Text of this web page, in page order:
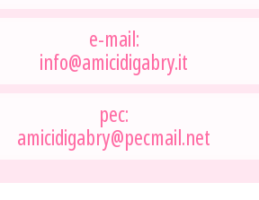
e-mail:
info@amicidigabry.it
pec:
amicidigabry@pecmail.net